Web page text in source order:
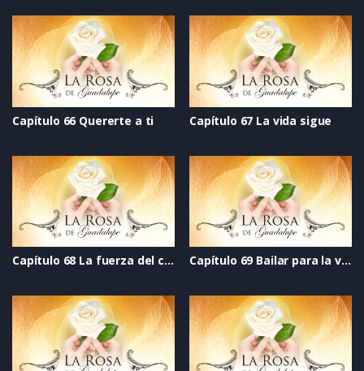
Capítulo 66 Quererte a ti Capítulo 67 La vida sigue
Capítulo 68 La fuerza del corazón Capítulo 69 Bailar para la vida